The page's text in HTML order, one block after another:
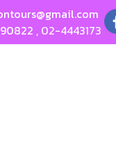
, 02-4443173